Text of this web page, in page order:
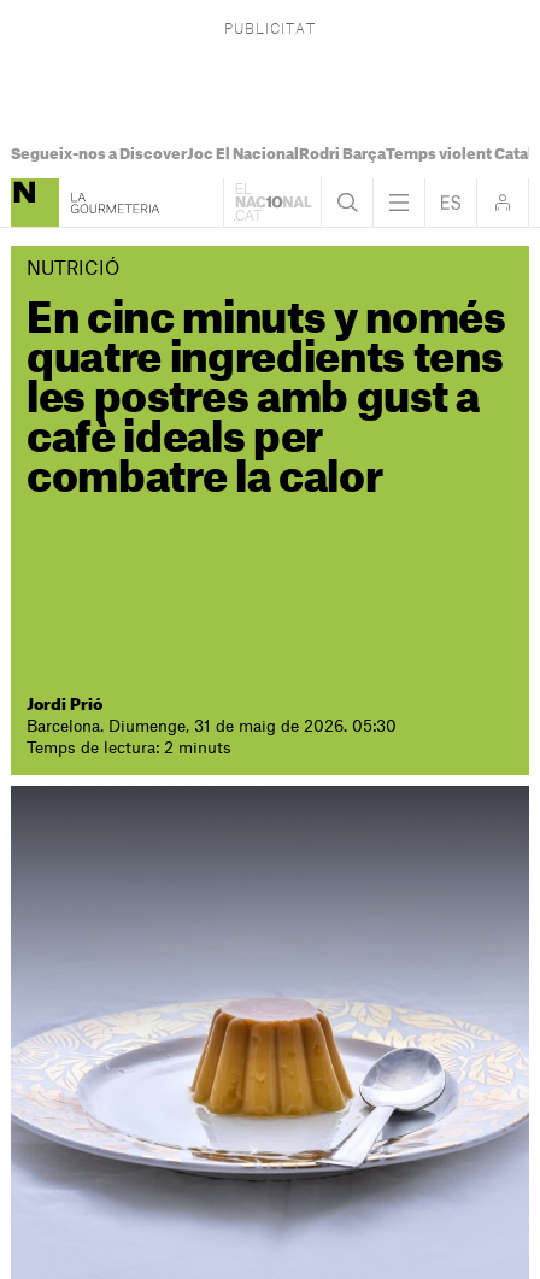
Segueix-nos a DiscoverJoc El Nacional Rodri BarçaTemps violent
NUTRICIÓ
En cinc minuts y només
quatre ingredients tens
les postres amb gust a
cafè ideals per
combatre la calor
Jordi Prió
Barcelona. Diumenge, 31 de maig de 2026. 05:30
Temps de lectura: 2 minuts